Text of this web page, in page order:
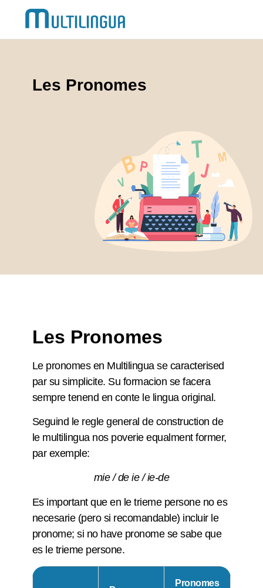
Les Pronomes
Les Pronomes
Le pronomes en Multilingua se caracterised
par su simplicite. Su formacion se facera
sempre tenend en conte le lingua original.
Seguind le regle general de construction de
le multilingua nos poverie equalment former,
par exemple:
mie / de ie / ie-de
Es important que en le trieme persone no es
necesarie (pero si recomandable) incluir le
pronome; si no have pronome se sabe que
es le trieme persone.
Pronomes